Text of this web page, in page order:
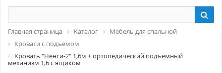
Главная страница Каталог
Мебель для спальной
Кровати с подъемом
Кровать "Ненси-2" 1,6м + ортопедический подъемный
механизм 1,6 с ящиком